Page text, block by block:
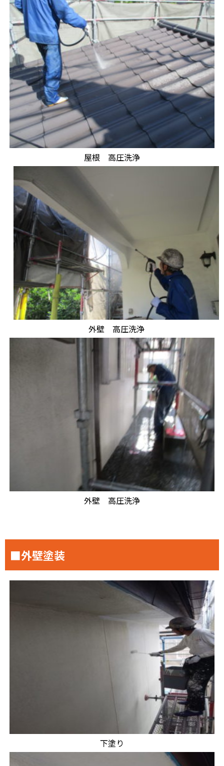
屋根 高圧洗浄
外壁 高圧洗浄
外壁 高圧洗浄
■外壁塗装
下塗り